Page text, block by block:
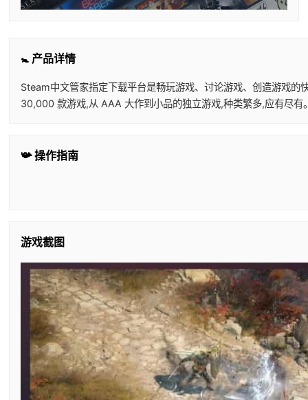
🚼 产品详情
Steam中文管家指定下载平台是畅玩游戏、讨论游戏、创造游戏
30,000 款游戏,从 AAA 大作到小品的独立游戏,种类繁多,应有尽有
📯 操作指南
游戏截图